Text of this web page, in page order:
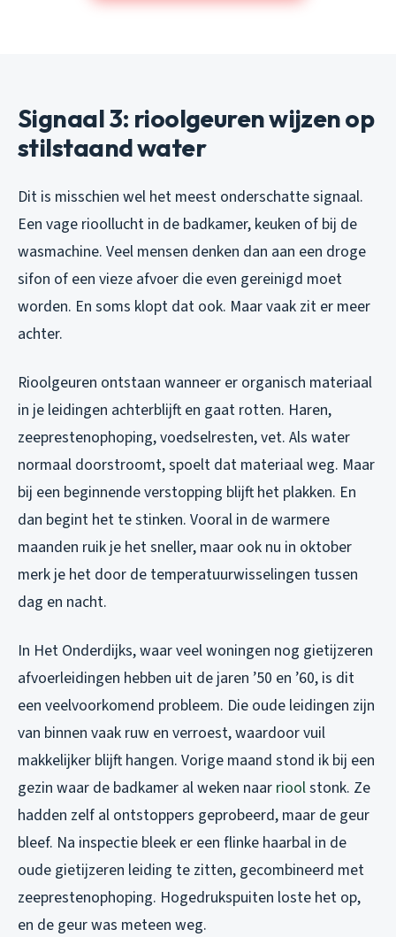
Signaal 3: rioolgeuren wijzen op
stilstaand water
Dit is misschien wel het meest onderschatte signaal.
Een vage rioollucht in de badkamer, keuken of bij de
wasmachine. Veel mensen denken dan aan een droge
sifon of een vieze afvoer die even gereinigd moet
worden. En soms klopt dat ook. Maar vaak zit er meer
achter.
Rioolgeuren ontstaan wanneer er organisch materiaal
in je leidingen achterblijft en gaat rotten. Haren,
zeeprestenophoping, voedselresten, vet. Als water
normaal doorstroomt, spoelt dat materiaal weg. Maar
bij een beginnende verstopping blijft het plakken. En
dan begint het te stinken. Vooral in de warmere
maanden ruik je het sneller, maar ook nu in oktober
merk je het door de temperatuurwisselingen tussen
dag en nacht.
In Het Onderdijks, waar veel woningen nog gietijzeren
afvoerleidingen hebben uit de jaren ’50 en ’60, is dit
een veelvoorkomend probleem. Die oude leidingen zijn
van binnen vaak ruw en verroest, waardoor vuil
makkelijker blijft hangen. Vorige maand stond ik bij een
gezin waar de badkamer al weken naar rioolstonk. Ze
hadden zelf al ontstoppers geprobeerd, maar de geur
bleef. Na inspectie bleek er een flinke haarbal in de
oude gietijzeren leiding te zitten, gecombineerd met
zeeprestenophoping. Hogedrukspuiten loste het op,
en de geur was meteen weg.